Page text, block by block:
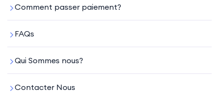
Comment passer paiement?
FAQs
Qui Sommes nous?
Contacter Nous